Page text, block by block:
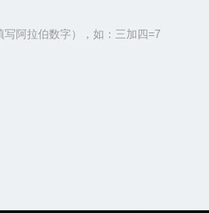
写阿拉伯数字），如：三加四=7